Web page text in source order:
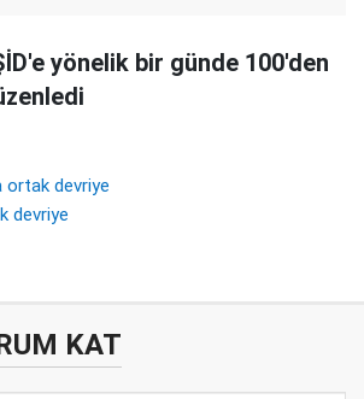
yönelik bir günde 100'den
ortak devriye
devriye
KAT